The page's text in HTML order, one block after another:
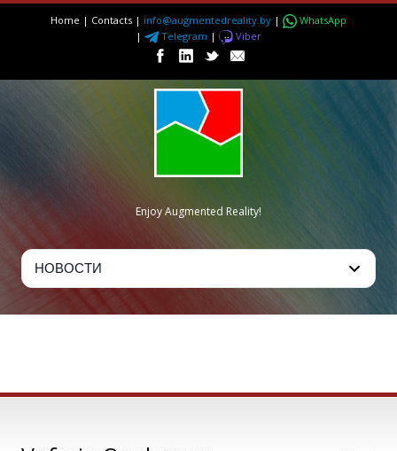
Home | Contacts | info@augmentedreality.by |
WhatsApp
|
Telegram | Viber
Enjoy Augmented Reality!